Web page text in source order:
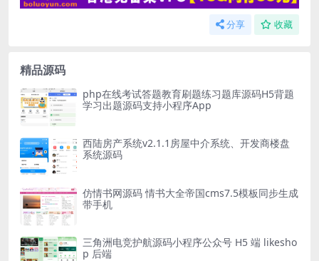
分享 收藏
精品源码
php在线考试答题教育刷题练习题库源码H5背题
学习出题源码支持小程序App
西陆房产系统v2.1.1房屋中介系统、开发商楼盘
系统源码
仿情书网源码 情书大全帝国cms7.5模板同步生成
带手机
三角洲电竞护航源码小程序公众号 H5 端 likesho
p 后端